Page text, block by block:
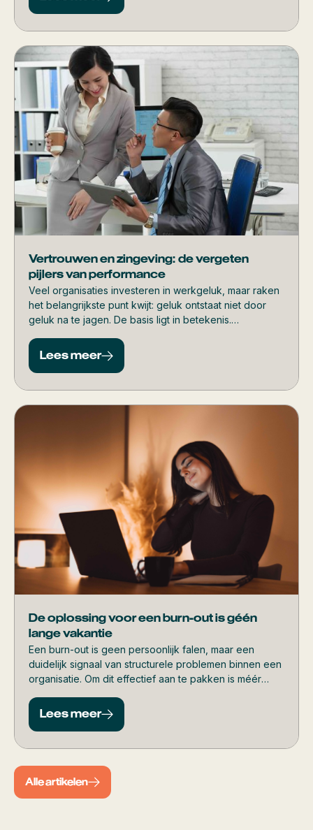
op een rij, inclusief toelichting per thema.
Vertrouwen en zingeving: de vergeten
pijlers van performance
Veel organisaties investeren in werkgeluk, maar raken
het belangrijkste punt kwijt: geluk ontstaat niet door
geluk na te jagen. De basis ligt in betekenis.
doet, als ze verbonden zijn met hun team en blijven
groeien.
Lees meer
De oplossing voor een burn-out is géén
lange vakantie
Een burn-out is geen persoonlijk falen, maar een
duidelijk signaal van structurele problemen binnen een
organisatie. Om dit effectief aan te pakken is méér
artikel.
Lees meer
Alle artikelen